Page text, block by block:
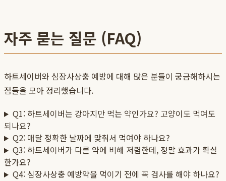
자주 묻는 질문 (FAQ)
하트세이버와 심장사상충 예방에 대해 많은 분들이 궁금해하시는
점들을 모아 정리했습니다.
Q1: 하트세이버는 강아지만 먹는 약인가요? 고양이도 먹여도
되나요?
Q2: 매달 정확한 날짜에 맞춰서 먹여야 하나요?
Q3: 하트세이버가 다른 약에 비해 저렴한데, 정말 효과가 확실
한가요?
Q4: 심장사상충 예방약을 먹이기 전에 꼭 검사를 해야 하나요?